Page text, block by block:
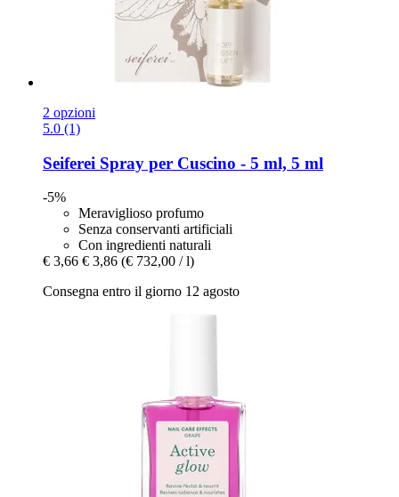
2 opzioni
5.0 (1)
Seiferei Spray per Cuscino -​ 5 ml, 5 ml
-5%
Meraviglioso profumo
Senza conservanti artificiali
Con ingredienti naturali
€ 3,66 € 3,86 (€ 732,00 / l)
Consegna entro il giorno 12 agosto